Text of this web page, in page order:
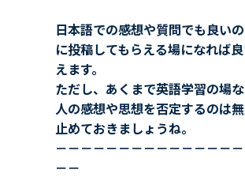
日本語での感想や質問でも良い
に投稿してもらえる場になれば
えます。
ただし、あくまで英語学習の場
人の感想や思想を否定するのは
止めておきましょうね。
－－－－－－－－－－－－－－
－－